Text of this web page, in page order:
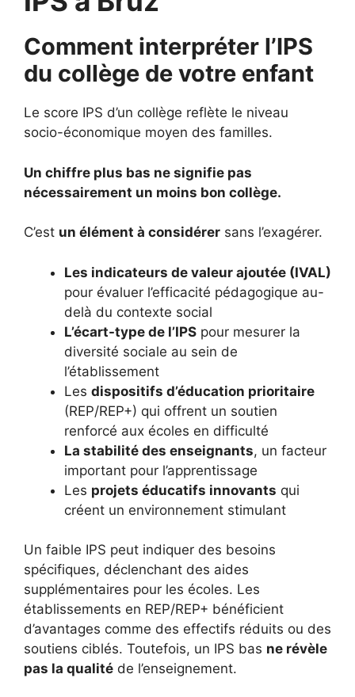
Comment interpréter l’IPS
du collège de votre enfant
Le score IPS d’un collège reflète le niveau
socio-économique moyen des familles.
Un chiffre plus bas ne signifie pas
nécessairement un moins bon collège.
C’est un élément à considérer sans l’exagérer.
Les indicateurs de valeur ajoutée (IVAL)
pour évaluer l’efficacité pédagogique au-
delà du contexte social
L’écart-type de l’IPS pour mesurer la
diversité sociale au sein de
l’établissement
Les dispositifs d’éducation prioritaire
(REP/REP+) qui offrent un soutien
renforcé aux écoles en difficulté
La stabilité des enseignants, un facteur
important pour l’apprentissage
Les projets éducatifs innovants qui
créent un environnement stimulant
Un faible IPS peut indiquer des besoins
spécifiques, déclenchant des aides
supplémentaires pour les écoles. Les
établissements en REP/REP+ bénéficient
d’avantages comme des effectifs réduits ou des
soutiens ciblés. Toutefois, un IPS bas ne révèle
pas la qualité de l’enseignement.